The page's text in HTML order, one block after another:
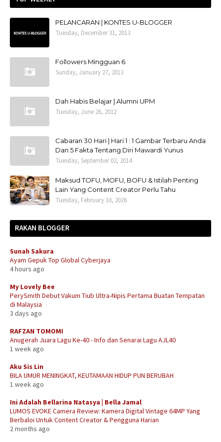
PELANCARAN | KONTES U-BLOGGER
Tuesday, December 31, 2013
Followers Mingguan 6
Sunday, January 27, 2013
Dah Habis Belajar | Alumni UPM
Tuesday, June 26, 2012
Cabaran 30 Hari | Hari 1 : 1 Gambar Terbaru Anda
Dan 5 Fakta Tentang Diri Mawardi Yunus
Tuesday, September 02, 2014
Maksud TOFU, MOFU, BOFU & Istilah Penting
Lain Yang Content Creator Perlu Tahu
Tuesday, February 10, 2026
RAKAN BLOGGER
Sunah Sakura
Ayam Gepuk Top Global Cyberjaya
4 hours ago
My Lovely Bee
PerySmith Debut Vakum Tiub Ultra-Nipis Pertama Buatan Tempatan
di Malaysia
3 days ago
RAFZAN TOMOMI
Anugerah Juara Lagu Ke-40 - Info dan Senarai Lagu AJL40
1 week ago
Aku Sis Lin
BILA UMUR MENINGKAT, KEUTAMAAN HIDUP PUN BERUBAH
1 week ago
Ini Adalah Bellarina Natasya | Bella Jamal
LUMOS EVOKE Camera Review: Kamera Digital Vintage 64MP Yang
Berbaloi Untuk Content Creator & Pengguna Harian
2 months ago